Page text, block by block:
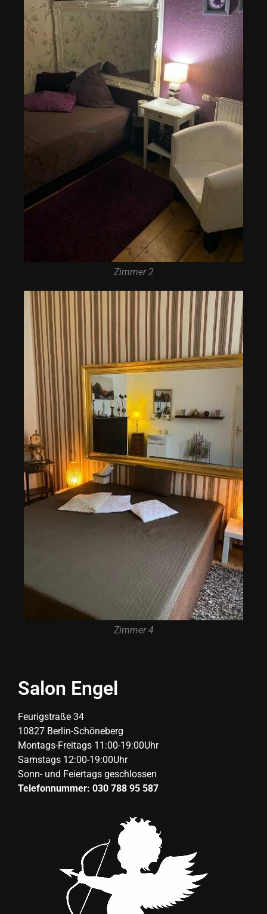
Zimmer 2
Zimmer 4
Salon Engel
Feurigstraße 34
10827 Berlin-Schöneberg
Montags-Freitags 11:00-19:00Uhr
Samstags 12:00-19:00Uhr
Sonn- und Feiertags geschlossen
Telefonnummer: 030 788 95 587